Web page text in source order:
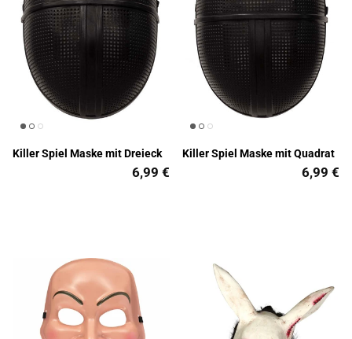
Killer Spiel Maske mit Dreieck
6,99 €
Killer Spiel Maske mit Quadrat
6,99 €